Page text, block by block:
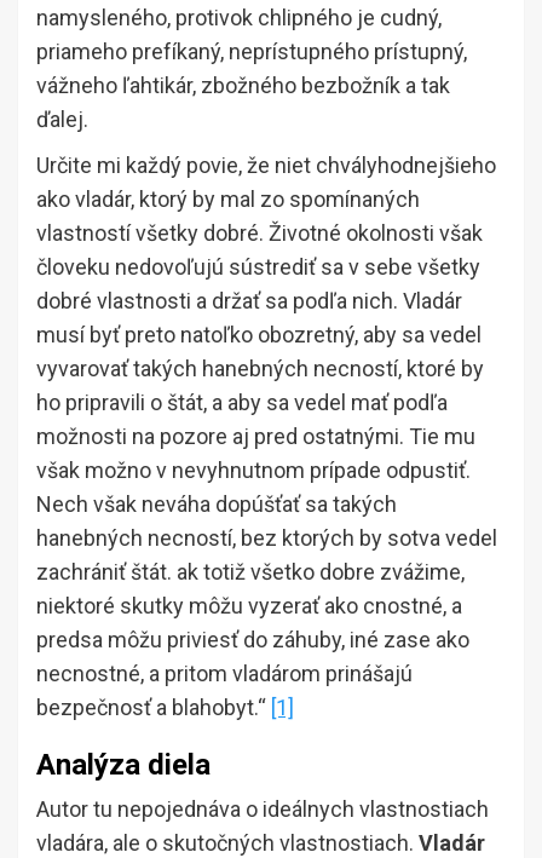
namysleného, protivok chlipného je cudný,
priameho prefíkaný, neprístupného prístupný,
vážneho ľahtikár, zbožného bezbožník a tak
ďalej.
Určite mi každý povie, že niet chvályhodnejšieho
ako vladár, ktorý by mal zo spomínaných
vlastností všetky dobré. Životné okolnosti však
človeku nedovoľujú sústrediť sa v sebe všetky
dobré vlastnosti a držať sa podľa nich. Vladár
musí byť preto natoľko obozretný, aby sa vedel
vyvarovať takých hanebných necností, ktoré by
ho pripravili o štát, a aby sa vedel mať podľa
možnosti na pozore aj pred ostatnými. Tie mu
však možno v nevyhnutnom prípade odpustiť.
Nech však neváha dopúšťať sa takých
hanebných necností, bez ktorých by sotva vedel
zachrániť štát. ak totiž všetko dobre zvážime,
niektoré skutky môžu vyzerať ako cnostné, a
predsa môžu priviesť do záhuby, iné zase ako
necnostné, a pritom vladárom prinášajú
bezpečnosť a blahobyt.“ [1]
Analýza diela
Autor tu nepojednáva o ideálnych vlastnostiach
vladára, ale o skutočných vlastnostiach. Vladár